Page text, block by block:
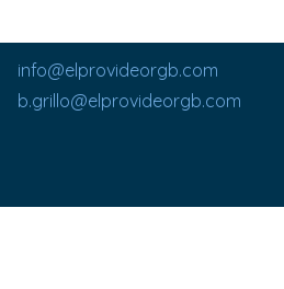
info@elprovideorgb.com
b.grillo@elprovideorgb.com